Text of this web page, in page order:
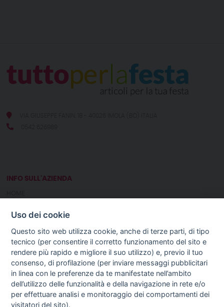
INFO SULL'AZIENDA
NOTIZIE
GUIDA AGLI ACQUISTI
PROCEDURA DI ACQUISTO
DIRITTO DI RECESSO
SPEDIZIONI E COSTI
Uso dei cookie
Questo sito web utilizza cookie, anche di terze parti, di tipo
tecnico (per consentire il corretto funzionamento del sito e
rendere più rapido e migliore il suo utilizzo) e, previo il tuo
consenso, di profilazione (per inviare messaggi pubblicitari
in linea con le preferenze da te manifestate nell’ambito
dell’utilizzo delle funzionalità e della navigazione in rete e/o
per effettuare analisi e monitoraggio dei comportamenti dei
visitatori del sito).